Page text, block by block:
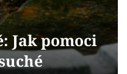
Jak pomoci